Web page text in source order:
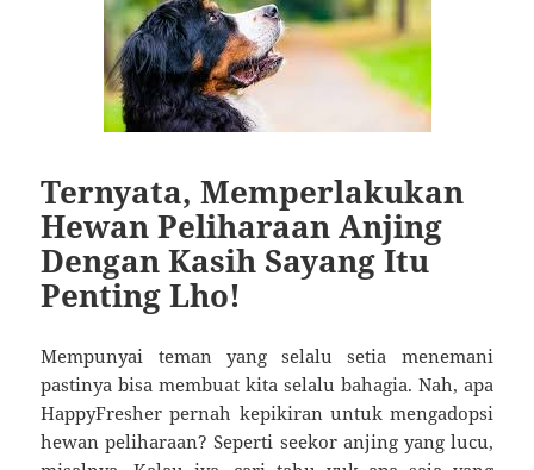
Ternyata, Memperlakukan
Hewan Peliharaan Anjing
Dengan Kasih Sayang Itu
Penting Lho!
Mempunyai teman yang selalu setia menemani
pastinya bisa membuat kita selalu bahagia. Nah, apa
HappyFresher pernah kepikiran untuk mengadopsi
hewan peliharaan? Seperti seekor anjing yang lucu,